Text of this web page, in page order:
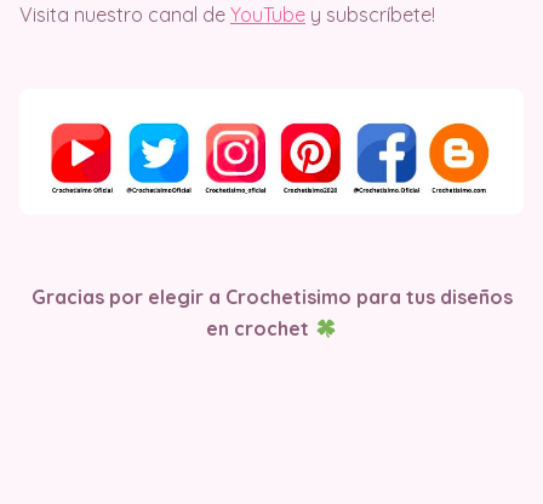
Visita nuestro canal de YouTube y subscríbete!
Gracias por elegir a Crochetisimo para tus diseños
en crochet